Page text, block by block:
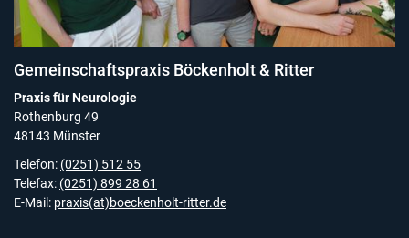
Gemeinschaftspraxis Böckenholt & Ritter
Praxis für Neurologie
Rothenburg 49
48143 Münster
Telefon: (0251) 512 55
Telefax: (0251) 899 28 61
E-Mail: praxis(at)boeckenholt-ritter.de